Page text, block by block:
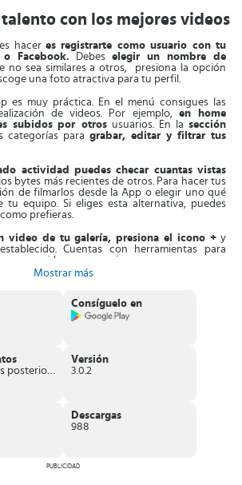
con los mejores videos
hacer es registrarte como usuario con tu
Facebook. Debes elegir un nombre de
no sea similares a otros, presiona la opción
una foto atractiva para tu perfil.
es muy práctica. En el menú consigues las
de videos. Por ejemplo, en home
subidos por otrosusuarios. En lasección
categorías para grabar, editar y filtrar tus
actividad puedes checar cuantas vistas
bytes más recientes de otros. Para hacer tus
de filmarlos desde la App o elegir uno qué
tu equipo. Si eliges esta alternativa, puedes
prefieras.
video de tu galería, presiona el icono + y
Cuentas con herramientas para
consideres necesario.
prefieras para hacer ajustes y reanudarlo. De
mucha batería ni datos móviles de tu
con el contenido de otros usuarios
dar like o hacer un rebyte
amigos, seguidores o en las redes sociales.
presionar el símbolo en forma de lupa y te
esta opción consigues contenido exclusivo
para ti.
la opción Follow o seguir. Cada vez que
Mostrar más
Consíguelo en
5.1 y versiones posteriores
Versión
3.0.2
Descargas
988
PUBLICIDAD